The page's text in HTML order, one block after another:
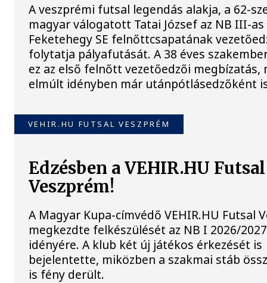
A veszprémi futsal legendás alakja, a 62-
magyar válogatott Tatai József az NB III-
Feketehegy SE felnőttcsapatának
folytatja pályafutását. A 38 éves
ez az első felnőtt vezetőedzői megbízatás,
elmúlt idényben már utánpótlásedzőként
VEHIR.HU FUTSAL VESZPRÉM
Edzésben a VEHIR.HU Futsal
Veszprém!
A Magyar Kupa-címvédő VEHIR.HU Futsal
megkezdte felkészülését az NB I 2026/
idényére. A klub két új játékos érkezését is
bejelentette, miközben a szakmai stáb
is fény derült.